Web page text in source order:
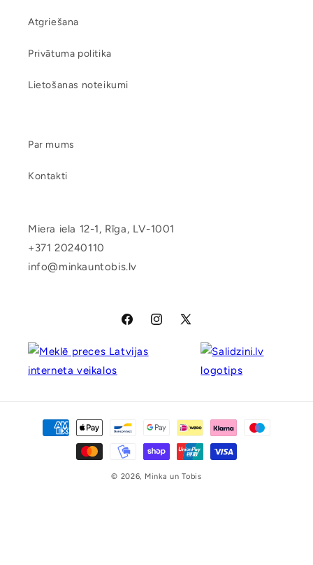
Atgriešana
Privātuma politika
Lietošanas noteikumi
Par mums
Kontakti
Miera iela 12-1, Rīga, LV-1001
+371 20240110
info@minkauntobis.lv
Maksājuma
metodes
© 2026, Minka un Tobis